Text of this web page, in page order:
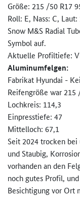
Größe: 215 /50 R17
Roll: E, Nass: C, Laut:
Snow M&S Radial
Symbol auf.
Aktuelle Profiltiefe:
Aluminumfelgen:
Fabrikat Hyundai -
Reifengröße war 215
Lochkreis: 114,3
Einpresstiefe: 47
Mittelloch: 67,1
Seit 2024 trocken
und Staubig,
vorhanden an den
noch gutes Profil,
Besichtigung vor Ort